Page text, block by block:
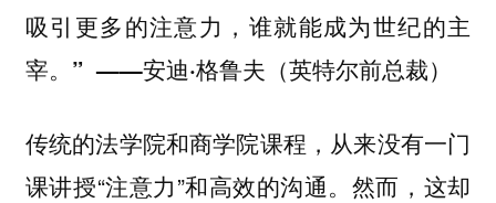
吸引更多的注意力，谁就能成为世纪的主
宰。” ——安迪·格鲁夫（英特尔前总裁）
传统的法学院和商学院课程，从来没有一门
课讲授“注意力”和高效的沟通。然而，这却